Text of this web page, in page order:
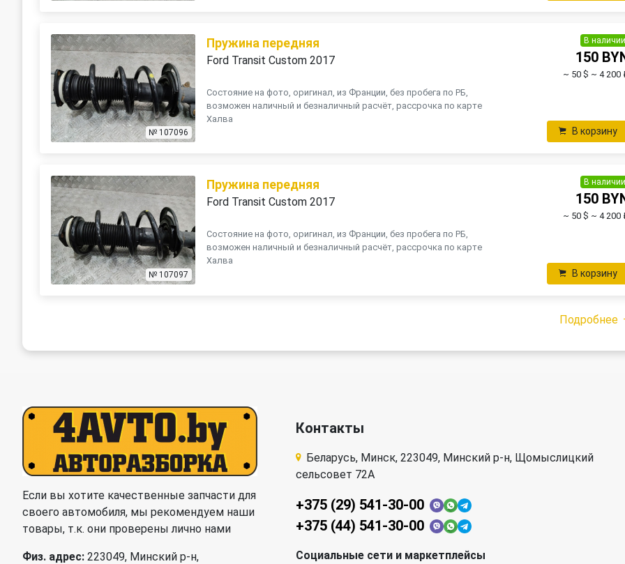
№ 107096
Пружина передняя
Ford Transit Custom 2017
Состояние на фото, оригинал, из Франции, без пробега по РБ,
возможен наличный и безналичный расчёт, рассрочка по карте
Халва
В наличии
150
~ 50 $ ~ 4 200
В корзину
№ 107097
Пружина передняя
Ford Transit Custom 2017
Состояние на фото, оригинал, из Франции, без пробега по РБ,
возможен наличный и безналичный расчёт, рассрочка по карте
Халва
В наличии
150
~ 50 $ ~ 4 200
В корзину
Подробнее
Если вы хотите качественные запчасти для
своего автомобиля, мы рекомендуем наши
товары, т.к. они проверены лично нами
Физ. адрес: 223049, Минский р-н,
Контакты
Беларусь, Минск, 223049, Минский р-н, Щомыслицкий
сельсовет 72А
+375 (29) 541-30-00
+375 (44) 541-30-00
Социальные сети и маркетплейсы